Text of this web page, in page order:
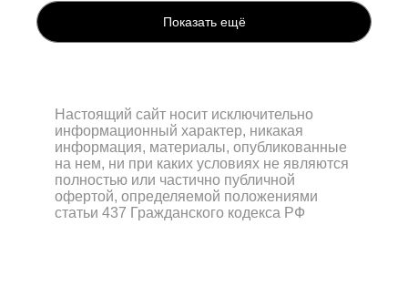
Показать ещё
Настоящий сайт носит исключительно
информационный характер, никакая
информация, материалы, опубликованные
на нем, ни при каких условиях не являются
полностью или частично публичной
офертой, определяемой положениями
статьи 437 Гражданского кодекса РФ